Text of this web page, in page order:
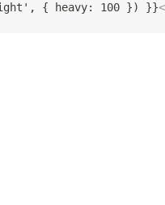
{ heavy: 100 }) }}